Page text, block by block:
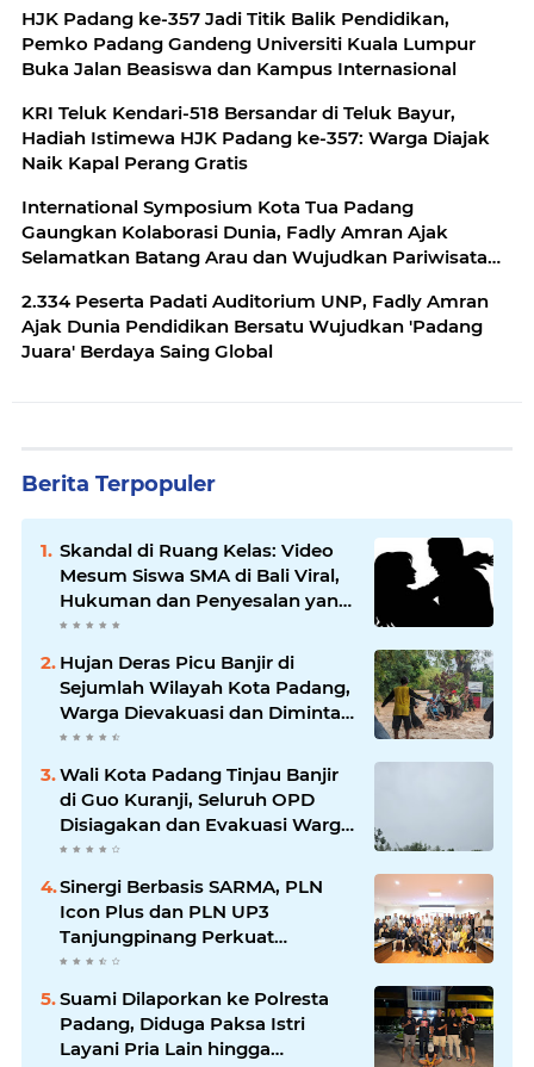
HJK Padang ke-357 Jadi Titik Balik Pendidikan,
Pemko Padang Gandeng Universiti Kuala Lumpur
Buka Jalan Beasiswa dan Kampus Internasional
KRI Teluk Kendari-518 Bersandar di Teluk Bayur,
Hadiah Istimewa HJK Padang ke-357: Warga Diajak
Naik Kapal Perang Gratis
International Symposium Kota Tua Padang
Gaungkan Kolaborasi Dunia, Fadly Amran Ajak
Selamatkan Batang Arau dan Wujudkan Pariwisata
2.334 Peserta Padati Auditorium UNP, Fadly Amran
Ajak Dunia Pendidikan Bersatu Wujudkan 'Padang
Juara' Berdaya Saing Global
Berita Terpopuler
Skandal di Ruang Kelas: Video
Mesum Siswa SMA di Bali Viral,
Hukuman dan Penyesalan yang
Mengikuti
Hujan Deras Picu Banjir di
Sejumlah Wilayah Kota Padang,
Warga Dievakuasi dan Diminta
Waspada Banjir Susulan
Wali Kota Padang Tinjau Banjir
di Guo Kuranji, Seluruh OPD
Disiagakan dan Evakuasi Warga
Dipercepat
Sinergi Berbasis SARMA, PLN
Icon Plus dan PLN UP3
Tanjungpinang Perkuat
Kolaborasi Strategis
Suami Dilaporkan ke Polresta
Padang, Diduga Paksa Istri
Layani Pria Lain hingga